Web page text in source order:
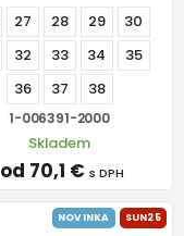
27 28 29
30
32 33 34
35
36
37 38
1-006391-2000
Skladem
od 70,1 € s DPH
NOVINKA SUN25